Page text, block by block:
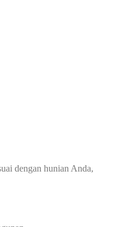
dengan hunian Anda,